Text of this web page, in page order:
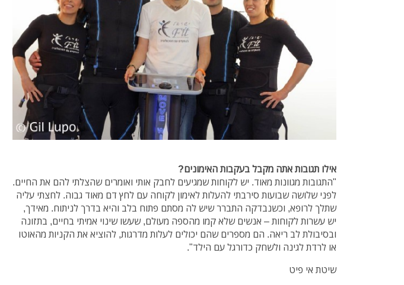
אילו תגובות אתה מקבל בעקבות האימונים?
"התגובות מגוונות מאוד. יש לקוחות שמגיעים לחבק אותי ואומרים שהצלתי להם את החיים.
לפני שלושה שבועות סירבתי להעלות לאימון לקוחה עם לחץ דם מאוד גבוה. לחצתי עליה
שתלך לרופא, וכשנבדקה התברר שיש לה מסתם פתוח בלב והיא בדרך לניתוח. מאידך,
יש עשרות לקוחות – אנשים שלא קמו מהספה מעולם, שעשו שינוי אמיתי בחיים, בתזונה
ובסיבולת לב ריאה. הם מספרים שהם יכולים לעלות מדרגות, להוציא את הקניות מהאוטו
או לרדת לגינה ולשחק כדורגל עם הילד".
שיטת אי פיט